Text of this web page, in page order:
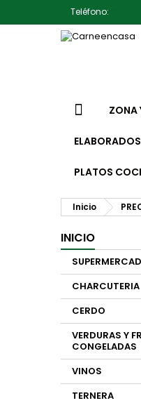
Teléfono:
ZONA
ELABORADOS
PLATOS
Inicio
INICIO
CHARCUTERIA
CERDO
VERDURAS Y
CONGELADAS
VINOS
TERNERA